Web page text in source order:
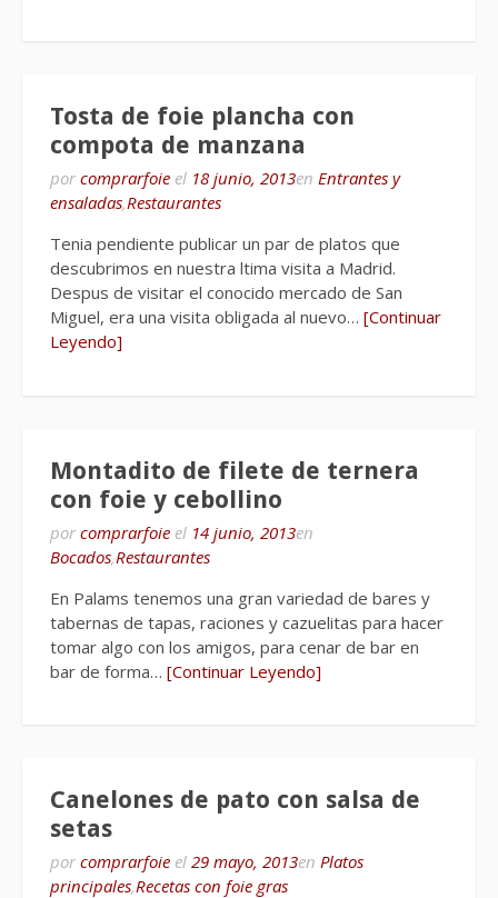
Tosta de foie plancha con
compota de manzana
por comprarfoie el 18 junio, 2013en Entrantes y
ensaladas,Restaurantes
Tenia pendiente publicar un par de platos que
descubrimos en nuestra ltima visita a Madrid.
Despus de visitar el conocido mercado de San
Miguel, era una visita obligada al nuevo… [Continuar
Leyendo]
Montadito de filete de ternera
con foie y cebollino
por comprarfoie el 14 junio, 2013en
Bocados,Restaurantes
En Palams tenemos una gran variedad de bares y
tabernas de tapas, raciones y cazuelitas para hacer
tomar algo con los amigos, para cenar de bar en
bar de forma… [Continuar Leyendo]
Canelones de pato con salsa de
setas
por comprarfoie el 29 mayo, 2013en Platos
principales,Recetas con foie gras